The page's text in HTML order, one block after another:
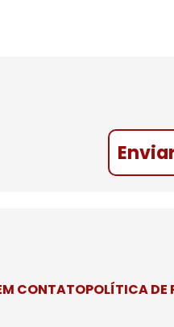
CONTATOPOLÍTICA DE